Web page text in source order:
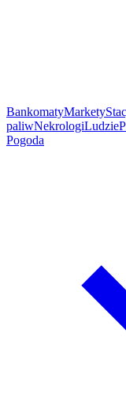
BankomatyMarkety
paliwNekrologiLudzie
Pogoda